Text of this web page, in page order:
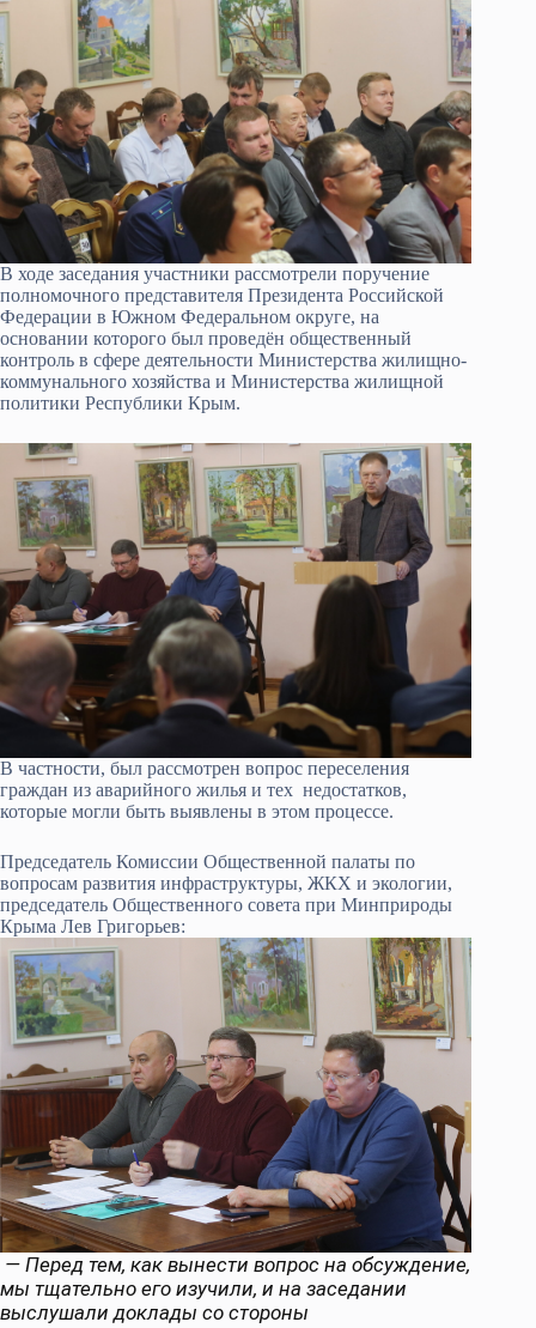
В ходе заседания участники рассмотрели поручение
полномочного представителя Президента Российской
Федерации в Южном Федеральном округе, на
основании которого был проведён общественный
контроль в сфере деятельности Министерства жилищно-
коммунального хозяйства и Министерства жилищной
политики Республики Крым.
В частности, был рассмотрен вопрос переселения
граждан из аварийного жилья и тех недостатков,
которые могли быть выявлены в этом процессе.
Председатель Комиссии Общественной палаты по
вопросам развития инфраструктуры, ЖКХ и экологии,
председатель Общественного совета при Минприроды
Крыма Лев Григорьев:
— Перед тем, как вынести вопрос на обсуждение,
мы тщательно его изучили, и на заседании
выслушали доклады со стороны